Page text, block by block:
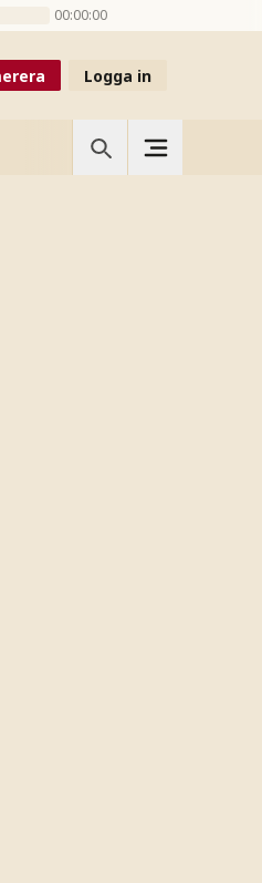
00:00:00
Logga in